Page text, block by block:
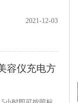
2021-12-03
容仪充电方